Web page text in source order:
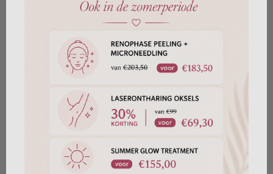
Bij Omniderm huidkliniek maken we gebruik van IPL- en
lasertherapie. We richten ons op het behandelen van
rosacea en couperose. Op het lichaam kunnen we te
maken krijgen met aandoeningen zoals beenvaten en
voor het verwijderen van oppervlakkige bloedvaten.
Ons doel met deze behandelingen is om de
zichtbaarheid van deze bloedvaten te verminderen of